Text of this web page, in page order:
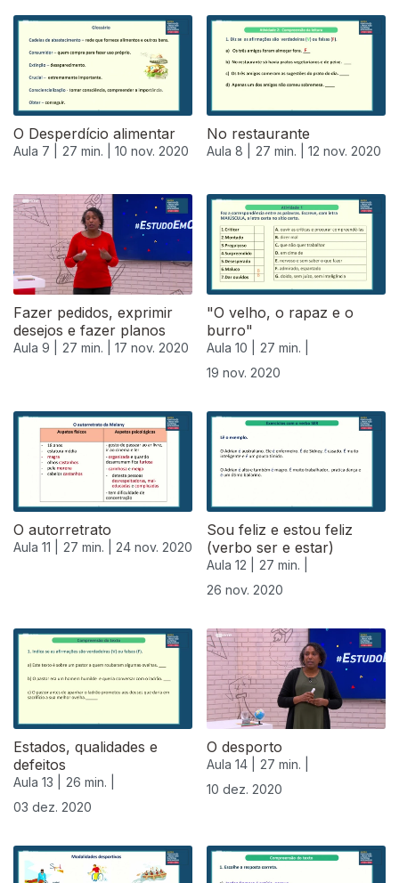
O Desperdício alimentar
Aula 7 | 27 min. | 10 nov. 2020
No restaurante
Aula 8 | 27 min. | 12 nov. 2020
Fazer pedidos, exprimir
desejos e fazer planos
Aula 9 | 27 min. | 17 nov. 2020
"O velho, o rapaz e o
burro"
Aula 10 |
27 min. |
19 nov. 2020
O autorretrato
Aula 11 | 27 min. | 24 nov. 2020
Sou feliz e estou feliz
(verbo ser e estar)
Aula 12 |
27 min. |
26 nov. 2020
508463
Estados, qualidades e
defeitos
Aula 13 |
26 min. |
03 dez. 2020
O desporto
Aula 14 |
27 min. |
10 dez. 2020